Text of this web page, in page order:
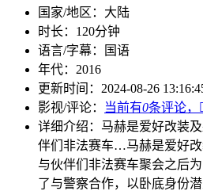
国家/地区： 大陆
时长： 120分钟
语言/字幕：
国语
年代： 2016
更新时间： 2024-08-26
影视/评论：
当前有0条评论，
详细介绍： 马赫是爱好改装
伴们非法赛车…马赫是爱好
与伙伴们非法赛车聚会之后
了与警察合作，以卧底身份